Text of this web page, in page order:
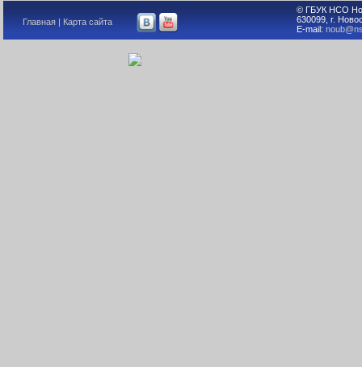
© ГБУК НСО
630099, г.
E-mail:
Главная Карта сайта